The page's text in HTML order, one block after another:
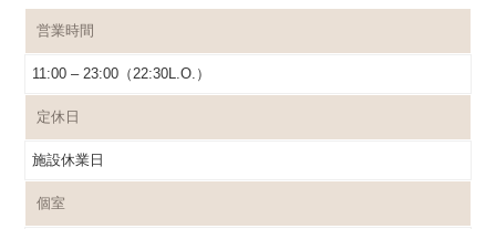
営業時間
11:00 – 23:00（22:30L.O.）
定休日
施設休業日
個室